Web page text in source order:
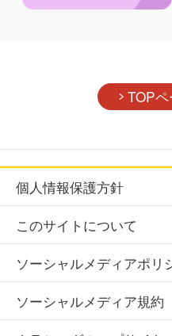
TOP
個人情報保護方針
このサイトについて
ソーシャルメディアポリ
ソーシャルメディア規約